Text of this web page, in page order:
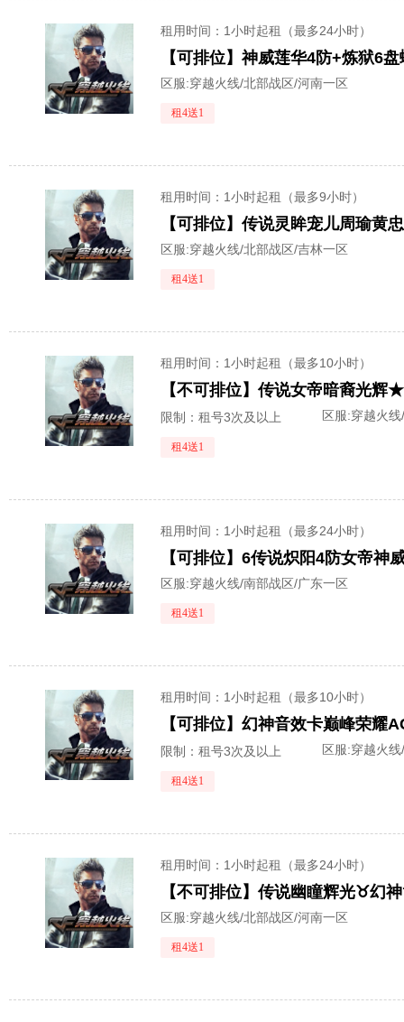
租用时间 ：1小时起租（最多24小时）
区服:穿越火线/北部战区/河南一区
租4送1
租用时间 ：1小时起租（最多9小时）
区服:穿越火线/北部战区/吉林一区
租4送1
租用时间 ：1小时起租（最多10小时）
限制：租号3次及以上 区服:穿越火
租4送1
租用时间 ：1小时起租（最多24小时）
区服:穿越火线/南部战区/广东一区
租4送1
租用时间 ：1小时起租（最多10小时）
限制：租号3次及以上 区服:穿越火
租4送1
租用时间 ：1小时起租（最多24小时）
区服:穿越火线/北部战区/河南一区
租4送1